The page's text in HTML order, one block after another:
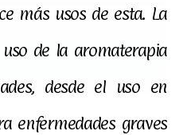
más usos de esta. La
de la aromaterapia
desde el uso en
enfermedades graves